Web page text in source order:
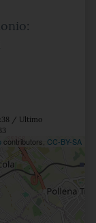
/ Ultimo
contributors, CC-BY-SA